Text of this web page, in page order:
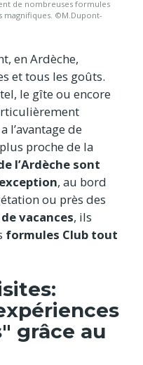
de nombreuses formules
magnifiques. ©M.Dupont-
en Ardèche,
et tous les goûts.
le gîte ou encore
l’avantage de
proche de la
l’Ardèche sont
, au bord
ou près des
vacances, ils
formules Club tout
grâce au